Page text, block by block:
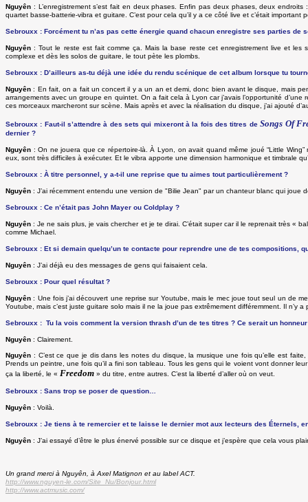
Nguyên : L’enregistrement s’est fait en deux phases. Enfin pas deux phases, deux
quartet basse-batterie-vibra et guitare. C’est pour cela qu’il y a ce côté live et c’était important
Sebrouxx : Forcément tu n’as pas cette énergie quand chacun enregistre ses parties de
Nguyên : Tout le reste est fait comme ça. Mais la base reste cet enregistrement live et les
complexe et dès les solos de guitare, le tout pète les plombs.
Sebrouxx : D’ailleurs as-tu déjà une idée du rendu scénique de cet album lorsque tu
Nguyên : En fait, on a fait un concert il y a un an et demi, donc bien avant le disque, mais
arrangements avec un groupe en quintet. On a fait cela à Lyon car j’avais l’opportunité
ces morceaux marcheront sur scène. Mais après et avec la réalisation du disque, j’ai ajouté
Sebrouxx : Faut-il s’attendre à des sets qui mixeront à la fois des titres deSongs Of
dernier ?
Nguyên : On ne jouera que ce répertoire-là. À Lyon, on avait quand même joué “Little
eux, sont très difficiles à exécuter. Et le vibra apporte une dimension harmonique et timbrale
Sebrouxx : À titre personnel, y a-t-il une reprise que tu aimes tout particulièrement ?
Nguyên : J’ai récemment entendu une version de "Bilie Jean" par un chanteur blanc qui joue
Sebrouxx : Ce n’était pas John Mayer ou Coldplay ?
Nguyên : Je ne sais plus, je vais chercher et je te dirai. C’était super car il le reprenait très «
comme Michael.
Sebrouxx : Et si demain quelqu’un te contacte pour reprendre une de tes compositions,
Nguyên : J’ai déjà eu des messages de gens qui faisaient cela.
Sebrouxx : Pour quel résultat ?
Nguyên : Une fois j’ai découvert une reprise sur Youtube, mais le mec joue tout seul un de
Youtube, mais c’est juste guitare solo mais il ne la joue pas extrêmement différemment. Il n’y a
Sebrouxx : Tu la vois comment la version thrash d’un de tes titres ? Ce serait un
Nguyên : Clairement.
Nguyên : C’est ce que je dis dans les notes du disque, la musique une fois qu’elle est
Prends un peintre, une fois qu’il a fini son tableau. Tous les gens qui le voient vont donner
ça la liberté, le « Freedom » du titre, entre autres. C’est la liberté d’aller où on veut.
Sebrouxx : Sans trop se poser de question…
Nguyên : Voilà.
Sebrouxx : Je tiens à te remercier et te laisse le dernier mot aux lecteurs des Éternels,
Nguyên : J’ai essayé d’être le plus énervé possible sur ce disque et j’espère que cela vous
Un grand merci à Nguyên, à Axel Matignon et au label ACT.
http://www.nguyen-le.com/Site_Nu/Bonjour.html
http://www.actmusic.com/